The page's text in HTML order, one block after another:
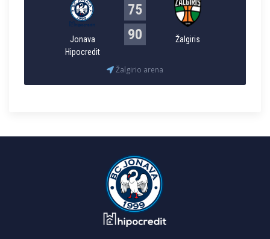
Jonava
Hipocredit
75
90
Žalgiris
Žalgirio arena